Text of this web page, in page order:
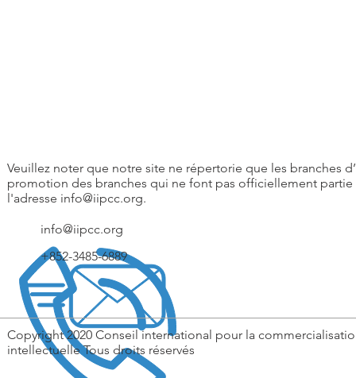
Veuillez noter que notre site ne répertorie que les branches
promotion des branches qui ne font pas officiellement partie
l'adresse info@iipcc.org.
info@iipcc.org
+852-3485-6889
Copyright 2020 Conseil international pour la
intellectuelle Tous droits réservés